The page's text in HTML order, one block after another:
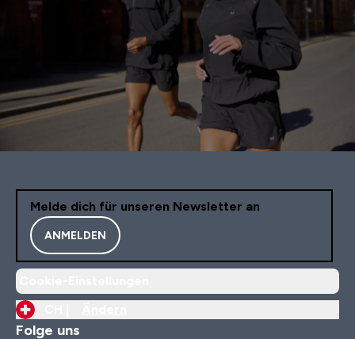
Melde dich für unseren Newsletter an
ANMELDEN
Folge uns